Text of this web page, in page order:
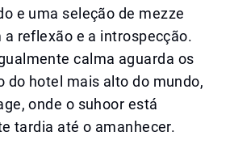
e uma seleção de mezze
reflexão e a introspecção.
calma aguarda os
do hotel mais alto do mundo,
onde o suhoor está
tardia até o amanhecer.